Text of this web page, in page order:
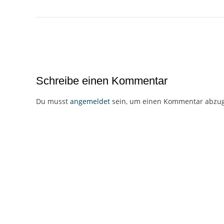
Schreibe einen Kommentar
Du musst angemeldet sein, um einen Kommentar